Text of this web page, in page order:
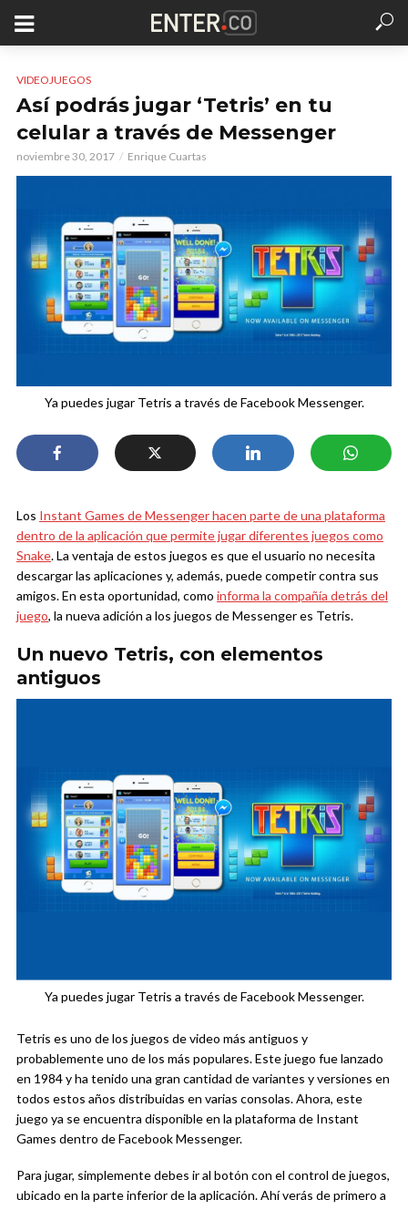
VIDEOJUEGOS
Así podrás jugar ‘Tetris’ en tu
celular a través de Messenger
noviembre 30, 2017 Enrique Cuartas
Ya puedes jugar Tetris a través de Facebook Messenger.
Los Instant Games de Messenger hacen parte de una plataforma
dentro de la aplicación que permite jugar diferentes juegos como
Snake. La ventaja de estos juegos es que el usuario no necesita
descargar las aplicaciones y, además, puede competir contra sus
amigos. En esta oportunidad, como informa la compañía detrás del
juego, la nueva adición a los juegos de Messenger es Tetris.
Un nuevo Tetris, con elementos
antiguos
Ya puedes jugar Tetris a través de Facebook Messenger.
Tetris es uno de los juegos de video más antiguos y
probablemente uno de los más populares. Este juego fue lanzado
en 1984 y ha tenido una gran cantidad de variantes y versiones en
todos estos años distribuidas en varias consolas. Ahora, este
juego ya se encuentra disponible en la plataforma de Instant
Games dentro de Facebook Messenger.
Para jugar, simplemente debes ir al botón con el control de juegos,
ubicado en la parte inferior de la aplicación. Ahí verás de primero a